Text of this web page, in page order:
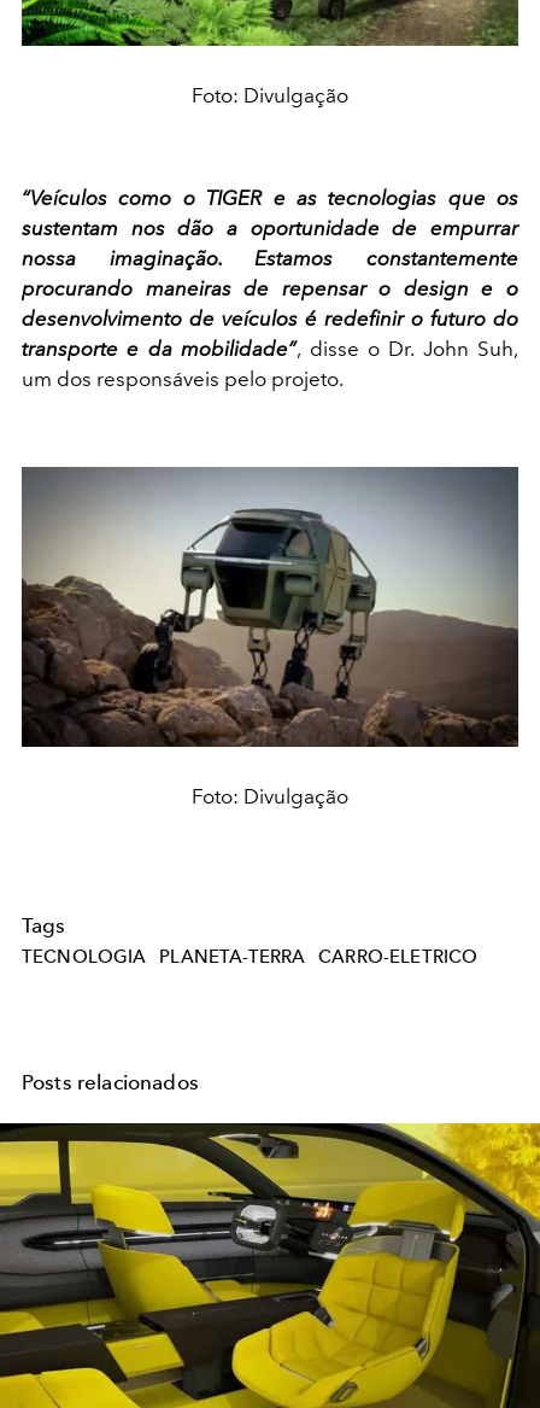
Foto: Divulgação
“Veículos como o TIGER e as tecnologias que os
sustentam nos dão a oportunidade de empurrar
nossa imaginação. Estamos constantemente
procurando maneiras de repensar o design e o
desenvolvimento de veículos é redefinir o futuro do
transporte e da mobilidade”, disse o Dr. John Suh,
um dos responsáveis pelo projeto.
Foto: Divulgação
Tags
TECNOLOGIA PLANETA-TERRA CARRO-ELETRICO
Posts relacionados